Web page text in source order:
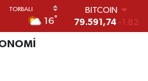
16°
DOLAR
45,43620 0.02
EURO